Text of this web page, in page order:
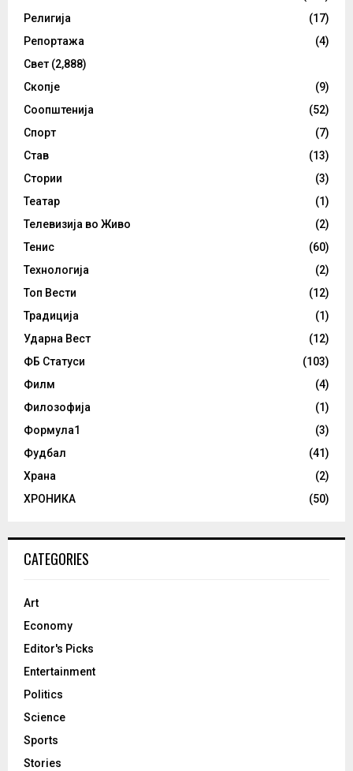
Религија
(17)
Репортажа
(4)
Свет (2,888)
Скопје
(9)
Соопштенија
(52)
Спорт
(7)
Став
(13)
Стории
(3)
Театар
(1)
Телевизија во Живо
(2)
Тенис
(60)
Технологија
(2)
Топ Вести
(12)
Традиција
(1)
Ударна Вест
(12)
ФБ Статуси
(103)
Филм
(4)
Филозофија
(1)
Формула1
(3)
Фудбал
(41)
Храна
(2)
ХРОНИКА
(50)
CATEGORIES
Art
Economy
Editor's Picks
Entertainment
Politics
Science
Sports
Stories